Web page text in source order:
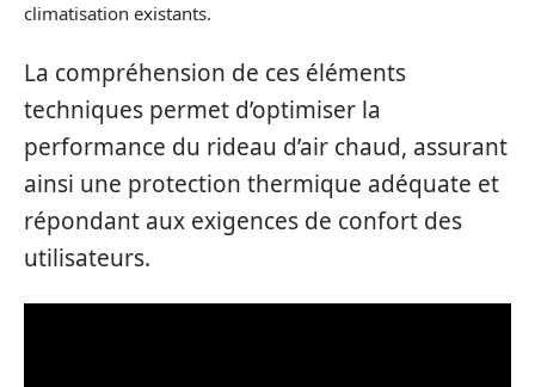
climatisation existants.
La compréhension de ces éléments
techniques permet d’optimiser la
performance du rideau d’air chaud, assurant
ainsi une protection thermique adéquate et
répondant aux exigences de confort des
utilisateurs.